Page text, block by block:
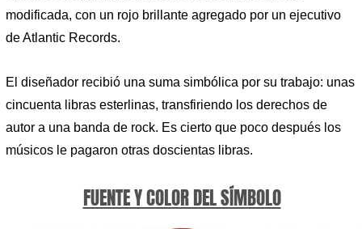
modificada, con un rojo brillante agregado por un ejecutivo
de Atlantic Records.
El diseñador recibió una suma simbólica por su trabajo: unas
cincuenta libras esterlinas, transfiriendo los derechos de
autor a una banda de rock. Es cierto que poco después los
músicos le pagaron otras doscientas libras.
FUENTE Y COLOR DEL SÍMBOLO